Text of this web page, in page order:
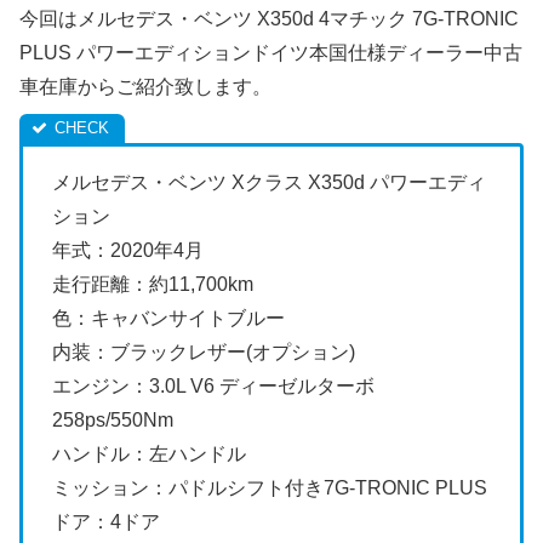
今回はメルセデス・ベンツ X350d 4マチック 7G-TRONIC
PLUS パワーエディションドイツ本国仕様ディーラー中古
車在庫からご紹介致します。
メルセデス・ベンツ Xクラス X350d パワーエディ
ション
年式：2020年4月
走行距離：約11,700km
色：キャバンサイトブルー
内装：ブラックレザー(オプション)
エンジン：3.0L V6 ディーゼルターボ
258ps/550Nm
ハンドル：左ハンドル
ミッション：パドルシフト付き7G-TRONIC PLUS
ドア：4ドア